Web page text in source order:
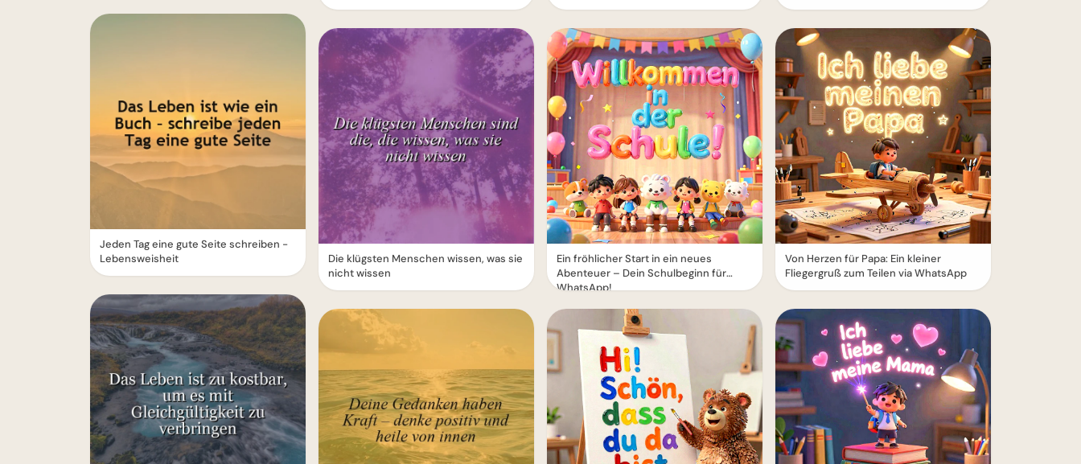
Jeden Tag eine gute Seite schreiben -
Lebensweisheit
Die klügsten Menschen wissen, was sie
nicht wissen
Ein fröhlicher Start in ein neues
Abenteuer – Dein Schulbeginn für
WhatsApp!
Von Herzen für Papa: Ein kleiner
Fliegergruß zum Teilen via WhatsApp